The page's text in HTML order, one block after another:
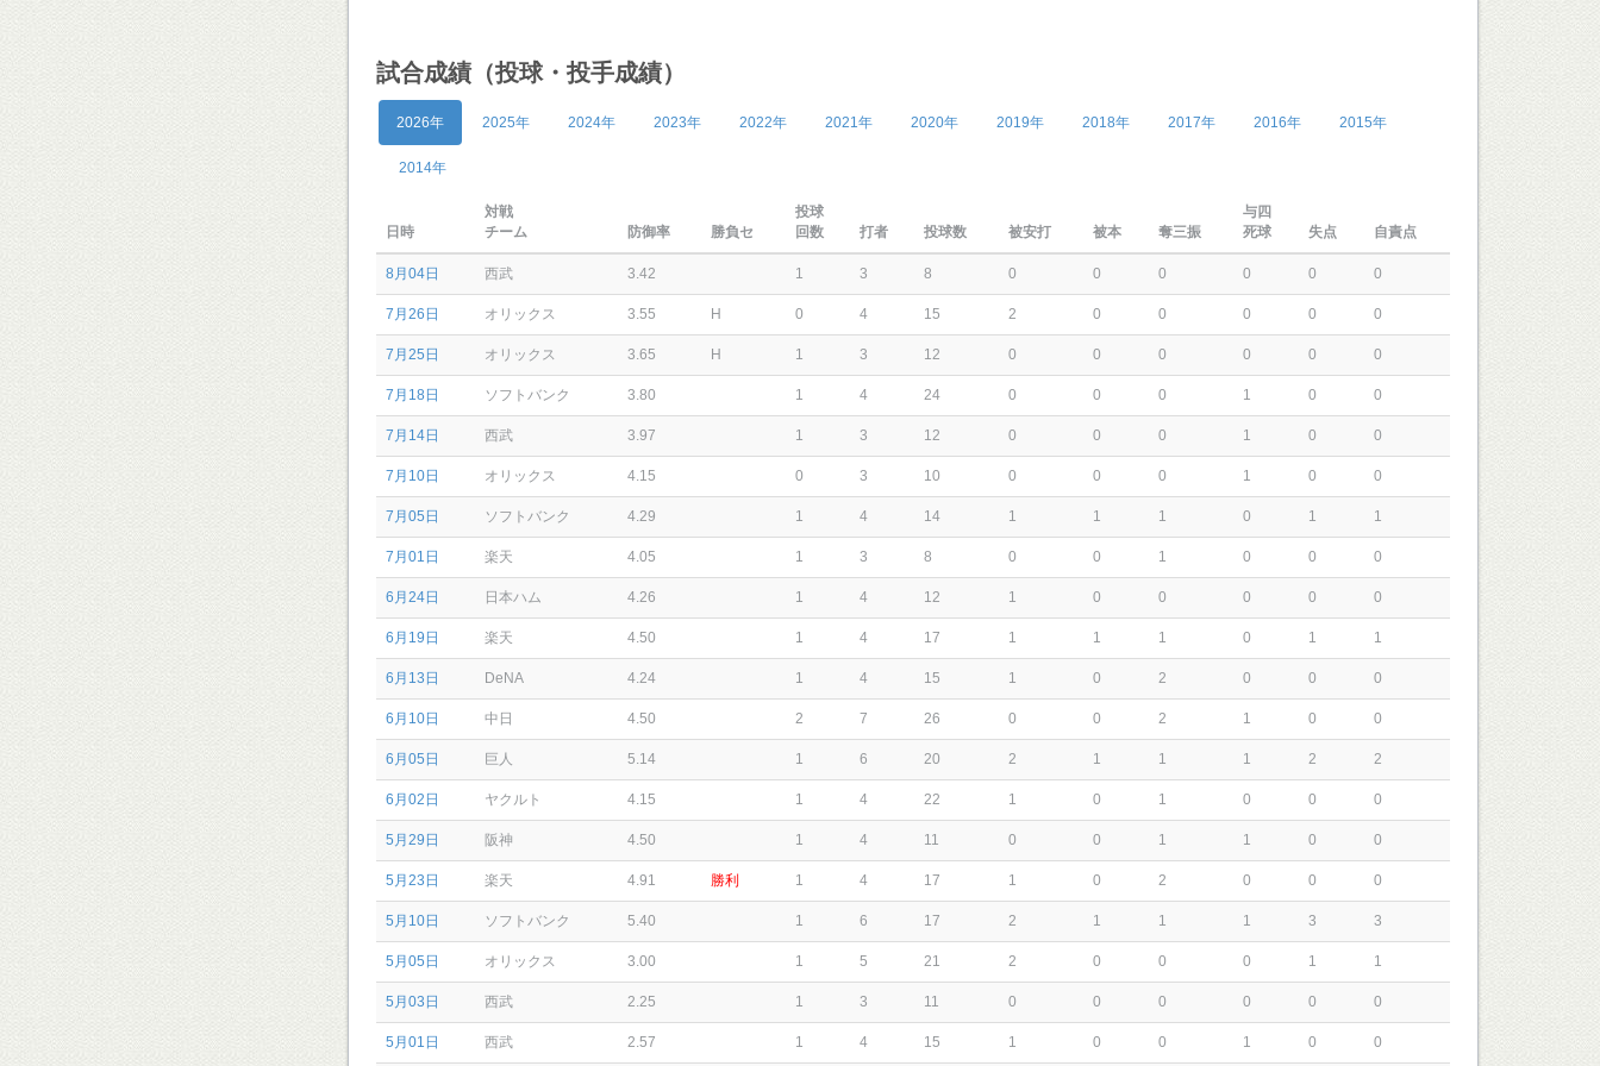
試合成績（投球・投手成績）
2026年 2025年 2024年 2023年 2022年 2021年 2020年 2019年 2018年 2017年 2016年 2015年
2014年
日時
対戦
チーム
防御率 勝負セ
投球
回数
打者 投球数 被安打 被本 奪三振
与四
死球
失点 自責点
8月04日 西武 3.42 1 3 8 0 0 0 0 0 0
7月26日 オリックス 3.55 H 0 4 15 2 0 0 0 0 0
7月25日 オリックス 3.65 H 1 3 12 0 0 0 0 0 0
7月18日 ソフトバンク 3.80 1 4 24 0 0 0 1 0 0
7月14日 西武 3.97 1 3 12 0 0 0 1 0 0
7月10日 オリックス 4.15 0 3 10 0 0 0 1 0 0
7月05日 ソフトバンク 4.29 1 4 14 1 1 1 0 1 1
7月01日 楽天 4.05 1 3 8 0 0 1 0 0 0
6月24日 日本ハム 4.26 1 4 12 1 0 0 0 0 0
6月19日 楽天 4.50 1 4 17 1 1 1 0 1 1
6月13日 DeNA 4.24 1 4 15 1 0 2 0 0 0
6月10日 中日 4.50 2 7 26 0 0 2 1 0 0
6月05日 巨人 5.14 1 6 20 2 1 1 1 2 2
6月02日 ヤクルト 4.15 1 4 22 1 0 1 0 0 0
5月29日 阪神 4.50 1 4 11 0 0 1 1 0 0
5月23日 楽天 4.91 勝利 1 4 17 1 0 2 0 0 0
5月10日 ソフトバンク 5.40 1 6 17 2 1 1 1 3 3
5月05日 オリックス 3.00 1 5 21 2 0 0 0 1 1
5月03日 西武 2.25 1 3 11 0 0 0 0 0 0
5月01日 西武 2.57 1 4 15 1 0 0 1 0 0